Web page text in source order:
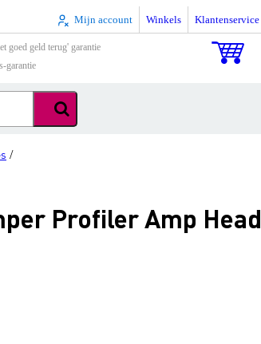
Mijn account Winkels Klantenservice
goed geld terug' garantie
garantie
/
Profiler Amp Head